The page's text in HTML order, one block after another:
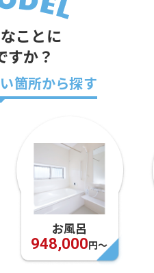
ことに
すか？
箇所から探す
お風呂
948,000円〜